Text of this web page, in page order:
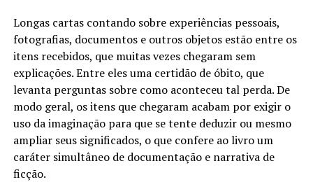
Longas cartas contando sobre experiências pessoais,
fotografias, documentos e outros objetos estão entre os
itens recebidos, que muitas vezes chegaram sem
explicações. Entre eles uma certidão de óbito, que
levanta perguntas sobre como aconteceu tal perda. De
modo geral, os itens que chegaram acabam por exigir o
uso da imaginação para que se tente deduzir ou mesmo
ampliar seus significados, o que confere ao livro um
caráter simultâneo de documentação e narrativa de
ficção.